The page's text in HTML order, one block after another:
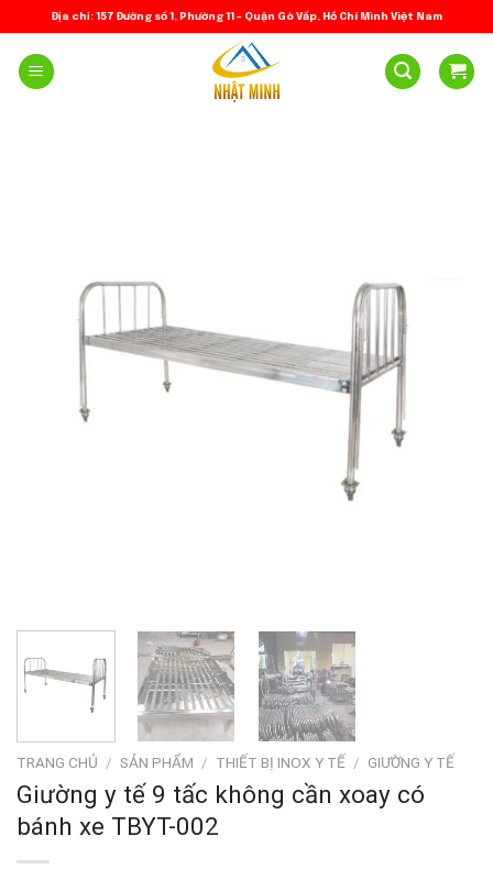
to
content
Địa chỉ: 157 Đường số 1, Phường 11 – Quận Gò Vấp, Hồ Chí Minh Việt Nam
TRANG CHỦ / SẢN PHẨM / THIẾT BỊ INOX Y TẾ / GIƯỜNG Y TẾ
Giường y tế 9 tấc không cần xoay có
bánh xe TBYT-002